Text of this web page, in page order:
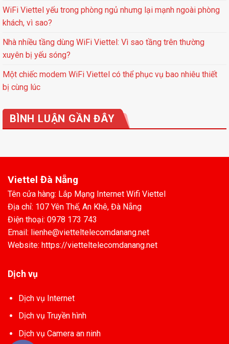
WiFi Viettel yếu trong phòng ngủ nhưng lại mạnh ngoài phòng
khách, vì sao?
Nhà nhiều tầng dùng WiFi Viettel: Vì sao tầng trên thường
xuyên bị yếu sóng?
Một chiếc modem WiFi Viettel có thể phục vụ bao nhiêu thiết
bị cùng lúc
BÌNH LUẬN GẦN ĐÂY
Viettel Đà Nẵng
Tên cửa hàng: Lắp Mạng Internet Wifi Viettel
Địa chỉ: 107 Yên Thế, An Khê, Đà Nẵng
Điện thoại: 0978 173 743
Email: lienhe@vietteltelecomdanang.net
Website: https://vietteltelecomdanang.net
Dịch vụ
Dịch vụ Internet
Dịch vụ Truyền hình
Dịch vụ Camera an ninh